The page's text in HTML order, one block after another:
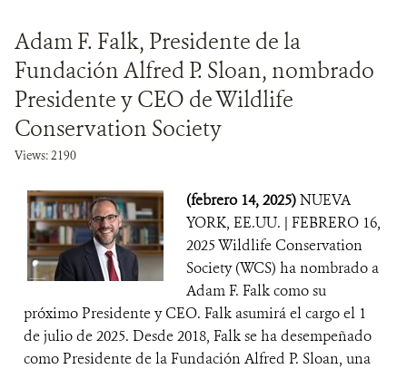
Adam F. Falk, Presidente de la
Fundación Alfred P. Sloan, nombrado
Presidente y CEO de Wildlife
Conservation Society
Views: 2190
(febrero 14, 2025)NUEVA
YORK, EE.UU. | FEBRERO 16,
2025 Wildlife Conservation
Society (WCS) ha nombrado a
Adam F. Falk como su
próximo Presidente y CEO. Falk asumirá el cargo el 1
de julio de 2025. Desde 2018, Falk se ha desempeñado
como Presidente de la Fundación Alfred P. Sloan, una